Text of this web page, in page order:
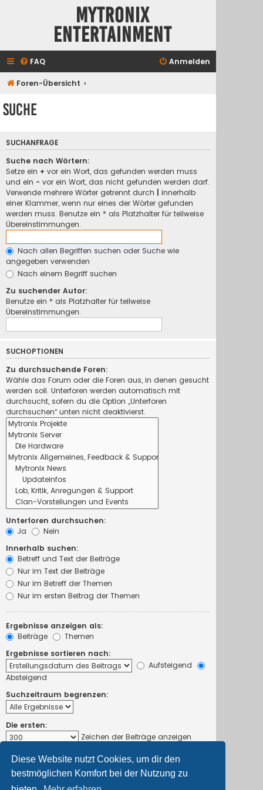
Diese Website nutzt Cookies, um dir den
bestmöglichen Komfort bei der Nutzung zu
Mytronix
Entertainment
FAQ Anmelden
Foren-Übersicht
Suche
SUCHANFRAGE
Suche nach Wörtern:
Setze ein + vor ein Wort, das gefunden werden muss
und ein - vor ein Wort, das nicht gefunden werden darf.
Verwende mehrere Wörter getrennt durch
innerhalb
einer Klammer, wenn nur eines der Wörter gefunden
werden muss. Benutze ein * als Platzhalter für teilweise
Übereinstimmungen.
Nach allen Begriffen suchen oder Suche wie
angegeben verwenden
Nach einem Begriff suchen
Zu suchender Autor:
Benutze ein * als Platzhalter für teilweise
Übereinstimmungen.
SUCHOPTIONEN
Zu durchsuchende Foren:
Wähle das Forum oder die Foren aus, in denen gesucht
werden soll. Unterforen werden automatisch mit
durchsucht, sofern du die Option „Unterforen
durchsuchen“ unten nicht deaktivierst.
Unterforen durchsuchen:
Ja
Nein
Innerhalb suchen:
Betreff und Text der Beiträge
Nur im Text der Beiträge
Nur im Betreff der Themen
Nur im ersten Beitrag der Themen
Ergebnisse anzeigen als:
Beiträge
Themen
Ergebnisse sortieren nach:
Aufsteigend
Absteigend
Suchzeitraum begrenzen:
Die ersten:
Zeichen der Beiträge anzeigen